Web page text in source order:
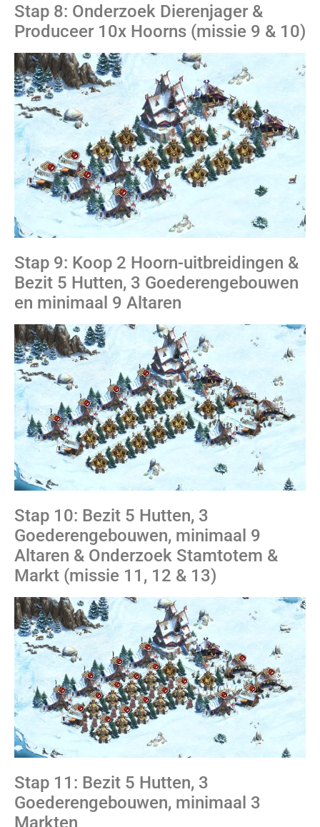
Stap 8: Onderzoek Dierenjager &
Produceer 10x Hoorns (missie 9 & 10)
Stap 9: Koop 2 Hoorn-uitbreidingen &
Bezit 5 Hutten, 3 Goederengebouwen
en minimaal 9 Altaren
Stap 10: Bezit 5 Hutten, 3
Goederengebouwen, minimaal 9
Altaren & Onderzoek Stamtotem &
Markt (missie 11, 12 & 13)
Stap 11: Bezit 5 Hutten, 3
Goederengebouwen, minimaal 3
Markten